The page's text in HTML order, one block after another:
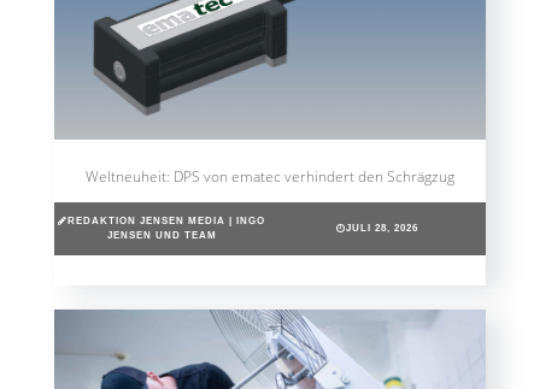
Weltneuheit: DPS von ematec verhindert den Schrägzug
REDAKTION JENSEN MEDIA | INGO
JENSEN UND TEAM
JULI 28, 2026